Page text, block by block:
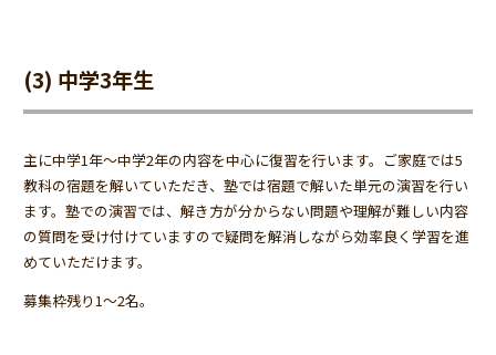
(3) 中学3年生
主に中学1年～中学2年の内容を中心に復習を行います。ご家庭では5
教科の宿題を解いていただき、塾では宿題で解いた単元の演習を行い
ます。塾での演習では、解き方が分からない問題や理解が難しい内容
の質問を受け付けていますので疑問を解消しながら効率良く学習を進
めていただけます。
募集枠残り1～2名。